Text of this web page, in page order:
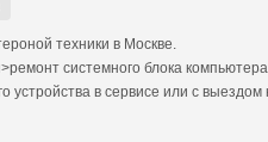
техники в Москве.
системного блока
устройства в сервисе или с выездом